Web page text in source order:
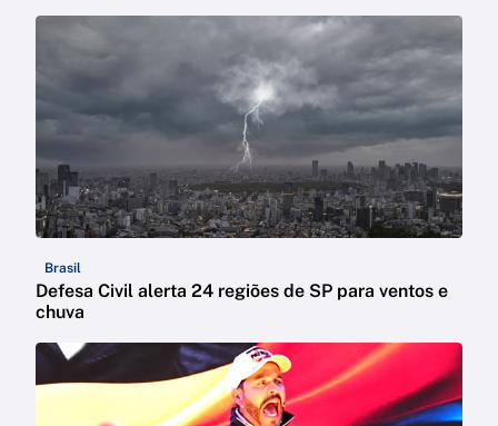
Brasil
Defesa Civil alerta 24 regiões de SP para ventos e
chuva